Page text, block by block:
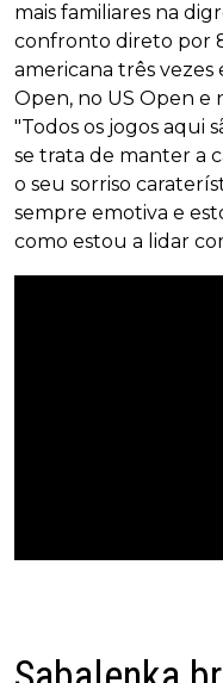
mais familiares na
confronto direto por
americana três vezes
Open, no US Open e
"Todos os jogos aqui
se trata de manter a
o seu sorriso
sempre emotiva e
como estou a lidar